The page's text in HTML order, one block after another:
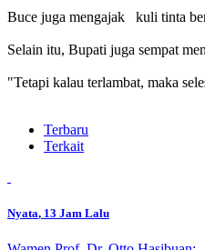
Buce juga mengajak kuli tinta
Selain itu, Bupati juga sempat
"Tetapi kalau terlambat, maka
Terbaru
Terkait
Nyata, 13 Jam Lalu